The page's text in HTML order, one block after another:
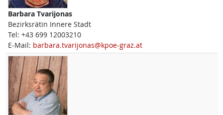
Barbara Tvarijonas
Bezirksrätin Innere Stadt
Tel: +43 699 12003210
E-Mail: barbara.tvarijonas@kpoe-graz.at